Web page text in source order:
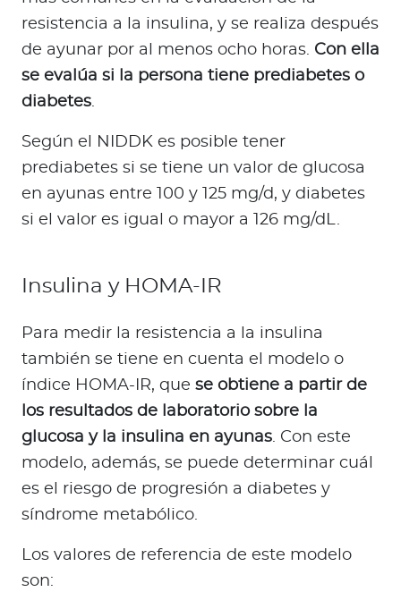
resistencia a la insulina, y se realiza después
de ayunar por al menos ocho horas. Con ella
se evalúa si la persona tiene prediabetes o
diabetes.
Según el NIDDK es posible tener
prediabetes si se tiene un valor de glucosa
en ayunas entre 100 y 125 mg/d, y diabetes
si el valor es igual o mayor a 126 mg/dL.
Insulina y HOMA-IR
Para medir la resistencia a la insulina
también se tiene en cuenta el modelo o
índice HOMA-IR, que se obtiene a partir de
los resultados de laboratorio sobre la
glucosa y la insulina en ayunas. Con este
modelo, además, se puede determinar cuál
es el riesgo de progresión a diabetes y
síndrome metabólico.
Los valores de referencia de este modelo
son: